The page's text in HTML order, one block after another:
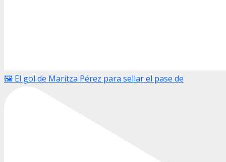
🖼️ El gol de Maritza Pérez para sellar el pase de